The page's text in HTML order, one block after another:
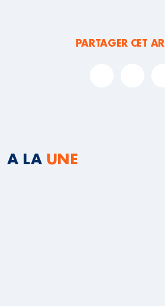
PARTAGER CET
A LA UNE